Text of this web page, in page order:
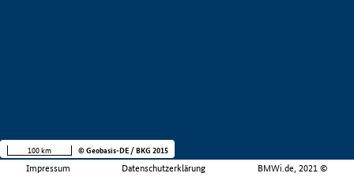
Impressum Datenschutzerklärung BMWi.de, 2021 ©
100 km © Geobasis-DE / BKG 2015